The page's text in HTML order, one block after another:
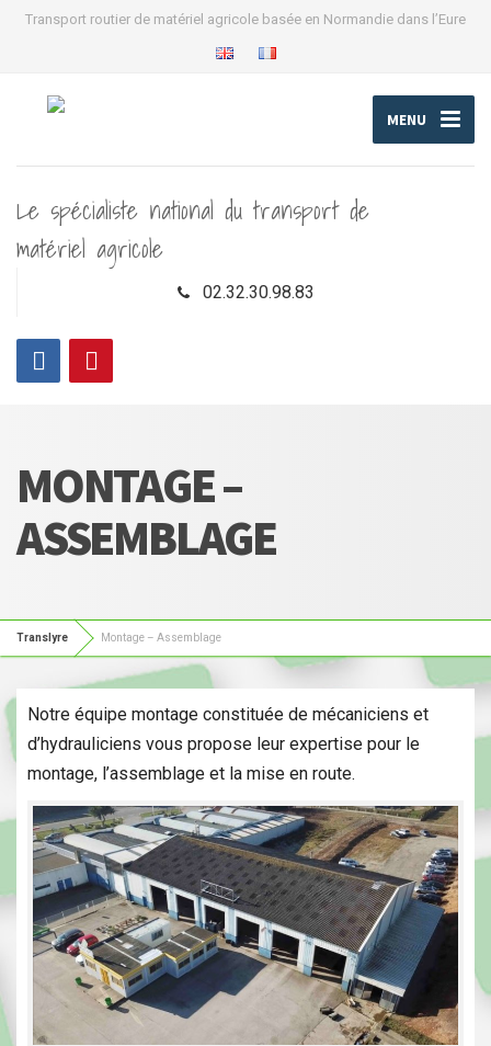
Transport routier de matériel agricole basée en Normandie dans l’Eure
MENU
Le spécialiste national du transport de
matériel agricole
02.32.30.98.83
MONTAGE –
ASSEMBLAGE
Translyre Montage – Assemblage
Notre équipe montage constituée de mécaniciens et
d’hydrauliciens vous propose leur expertise pour le
montage, l’assemblage et la mise en route.